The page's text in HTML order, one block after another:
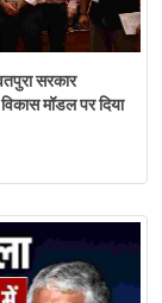
सरकार
मॉडल पर दिया